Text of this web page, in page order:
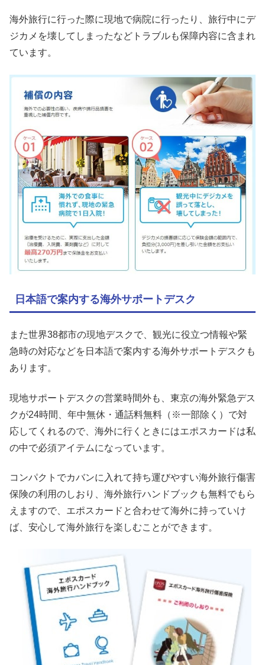
海外旅行に行った際に現地で病院に行ったり、旅行中にデ
ジカメを壊してしまったなどトラブルも保障内容に含まれ
ています。
日本語で案内する海外サポートデスク
また世界38都市の現地デスクで、観光に役立つ情報や緊
急時の対応などを日本語で案内する海外サポートデスクも
あります。
現地サポートデスクの営業時間外も、東京の海外緊急デス
クが24時間、年中無休・通話料無料（※一部除く）で対
応してくれるので、海外に行くときにはエポスカードは私
の中で必須アイテムになっています。
コンパクトでカバンに入れて持ち運びやすい海外旅行傷害
保険の利用のしおり、海外旅行ハンドブックも無料でもら
えますので、エポスカードと合わせて海外に持っていけ
ば、安心して海外旅行を楽しむことができます。